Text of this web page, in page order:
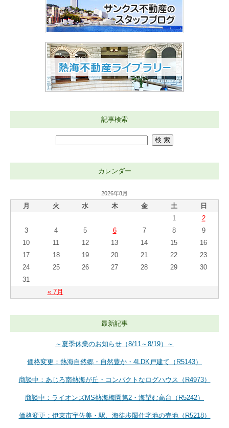
記事検索
カレンダー
2026年8月
月 火 水 木 金 土 日
« 7月
1
2
3
4 5 6 7 8
9
10
11 12 13 14 15
16
17
18 19 20 21 22
23
24
25 26 27 28 29
30
31
最新記事
～夏季休業のお知らせ（8/11～8/19）～
価格変更：熱海自然郷・自然豊か・4LDK戸建て（R5143）
商談中：あじろ南熱海が丘・コンパクトなログハウス（R4973）
商談中：ライオンズMS熱海梅園第2・海望む高台（R5242）
価格変更：伊東市宇佐美・駅、海徒歩圏住宅地の売地（R5218）